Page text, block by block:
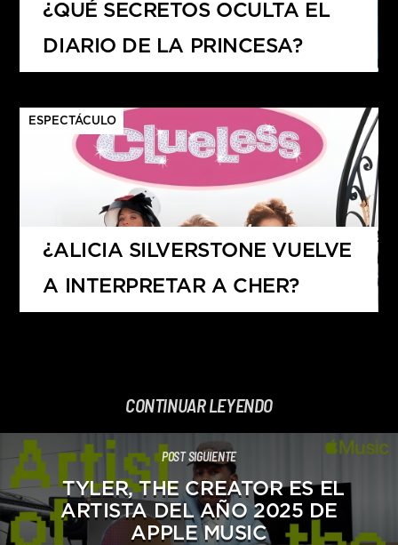
¿QUÉ SECRETOS OCULTA EL
DIARIO DE LA PRINCESA?
ESPECTÁCULO
¿ALICIA SILVERSTONE VUELVE
A INTERPRETAR A CHER?
CONTINUAR LEYENDO
POST SIGUIENTE
TYLER, THE CREATOR ES EL
ARTISTA DEL AÑO 2025 DE
APPLE MUSIC